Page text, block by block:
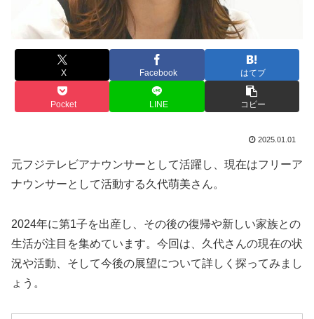
X Facebook はてブ
Pocket LINE コピー
2025.01.01
元フジテレビアナウンサーとして活躍し、現在はフリーア
ナウンサーとして活動する久代萌美さん。
2024年に第1子を出産し、その後の復帰や新しい家族との
生活が注目を集めています。今回は、久代さんの現在の状
況や活動、そして今後の展望について詳しく探ってみまし
ょう。